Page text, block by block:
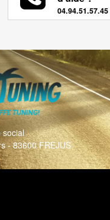
04.94.51.57.45
social
- 83600 FREJUS